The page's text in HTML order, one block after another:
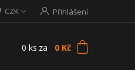
CZK Přihlášení
0 ks za 0 Kč